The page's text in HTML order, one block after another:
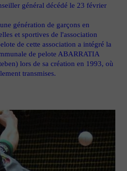
général décédé le 23 février
génération de garçons en
et sportives de l'association
de cette association a intégré la
de pelote ABARRATIA
lors de sa création en 1993, où
transmises.